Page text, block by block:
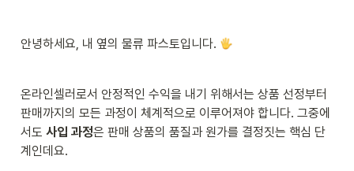
안녕하세요, 내 옆의 물류 파스토입니다.
온라인셀러로서 안정적인 수익을 내기 위해서는 상품 선정부터
판매까지의 모든 과정이 체계적으로 이루어져야 합니다. 그중에
서도 사입 과정은 판매 상품의 품질과 원가를 결정짓는 핵심 단
계인데요.